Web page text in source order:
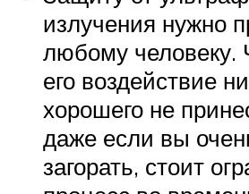
излучения нужно
любому человеку.
его воздействие
хорошего не
даже если вы
загорать, стоит